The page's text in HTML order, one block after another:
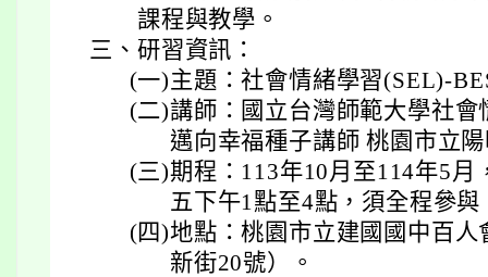
課程與教學。
三、 研習資訊：
(一)主題：社會情緒學習(SEL)-
(二)講師：國立台灣師範大學社
邁向幸福種子講師 桃園市立
(三)期程：113年10月至114年5月
五下午1點至4點，須全程參
(四)地點：桃園市立建國國中百
新街20號）。